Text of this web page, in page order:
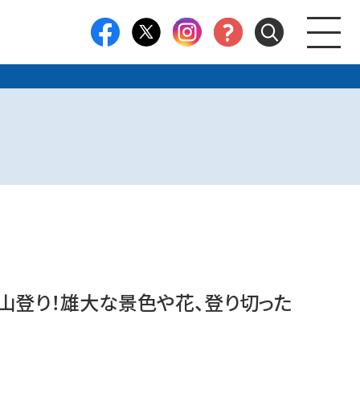
り！雄大な景色や花、登り切った